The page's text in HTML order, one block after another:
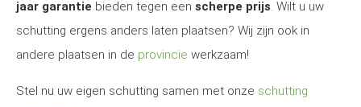
jaar garantie bieden tegen een scherpe prijs. Wilt u uw
schutting ergens anders laten plaatsen? Wij zijn ook in
andere plaatsen in de provincie werkzaam!
Stel nu uw eigen schutting samen met onze schutting